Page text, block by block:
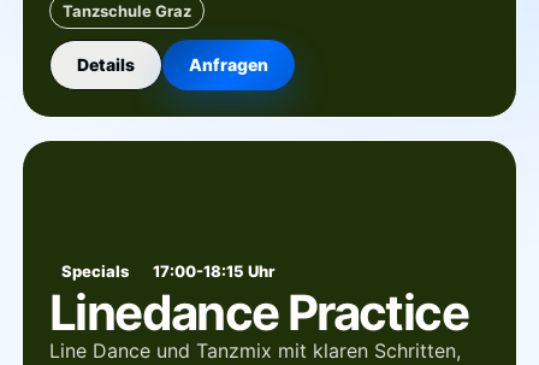
Tanzschule Graz
Details Anfragen
Specials 17:00-18:15 Uhr
Linedance Practice
Line Dance und Tanzmix mit klaren Schritten,